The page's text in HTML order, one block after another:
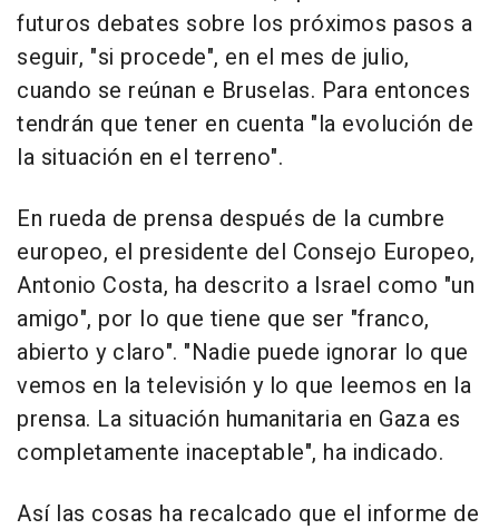
futuros debates sobre los próximos pasos a
seguir, "si procede", en el mes de julio,
cuando se reúnan e Bruselas. Para entonces
tendrán que tener en cuenta "la evolución de
la situación en el terreno".
En rueda de prensa después de la cumbre
europeo, el presidente del Consejo Europeo,
Antonio Costa, ha descrito a Israel como "un
amigo", por lo que tiene que ser "franco,
abierto y claro". "Nadie puede ignorar lo que
vemos en la televisión y lo que leemos en la
prensa. La situación humanitaria en Gaza es
completamente inaceptable", ha indicado.
Así las cosas ha recalcado que el informe de